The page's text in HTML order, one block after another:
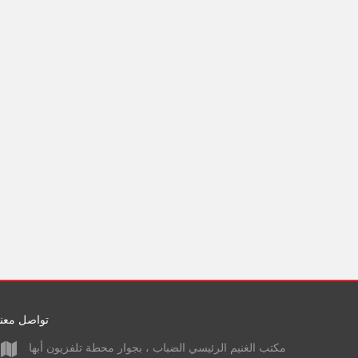
تواصل
مكتب الغنيم الرئيسي الضباب ، بجوار محطة تلفزيون أبها